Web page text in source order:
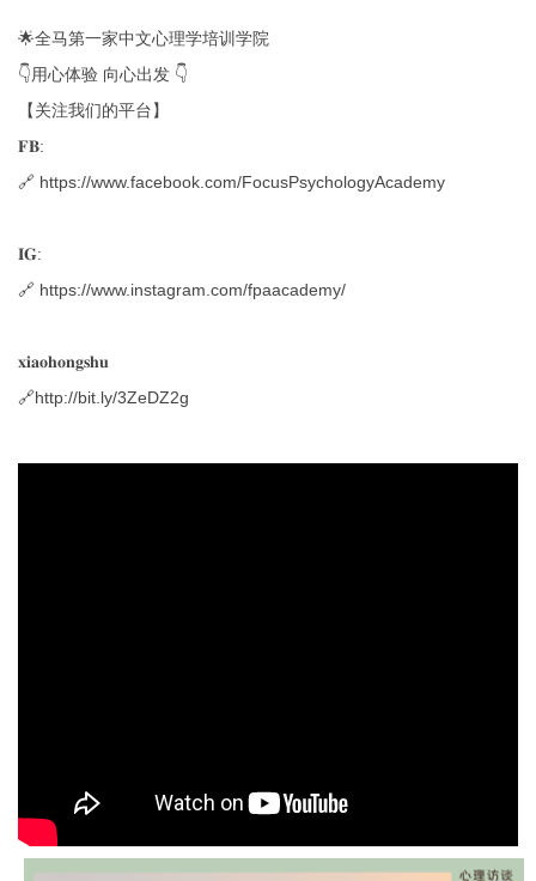
🌟全马第一家中文心理学培训学院
👇用心体验 向心出发 👇
【关注我们的平台】
𝐅𝐁:
🔗 https://www.facebook.com/FocusPsychologyAcademy
𝐈𝐆:
🔗 https://www.instagram.com/fpaacademy/
𝐱𝐢𝐚𝐨𝐡𝐨𝐧𝐠𝐬𝐡𝐮
🔗http://bit.ly/3ZeDZ2g